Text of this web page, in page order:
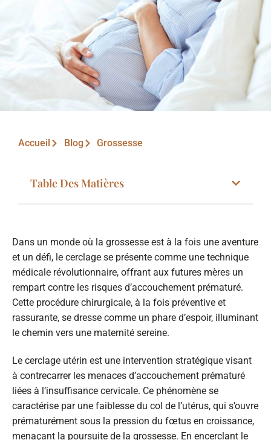
Accueil Blog Grossesse
Table Des Matières
Dans un monde où la grossesse est à la fois une aventure
et un défi, le cerclage se présente comme une technique
médicale révolutionnaire, offrant aux futures mères un
rempart contre les risques d’accouchement prématuré.
Cette procédure chirurgicale, à la fois préventive et
rassurante, se dresse comme un phare d’espoir, illuminant
le chemin vers une maternité sereine.
Le cerclage utérin est une intervention stratégique visant
à contrecarrer les menaces d’accouchement prématuré
liées à l’insuffisance cervicale. Ce phénomène se
caractérise par une faiblesse du col de l’utérus, qui s’ouvre
prématurément sous la pression du fœtus en croissance,
menaçant la poursuite de la grossesse. En encerclant le